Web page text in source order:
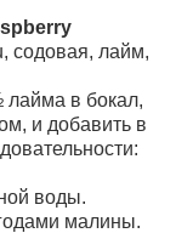
содовая, лайм,
в бокал,
и добавить в
воды.
малины.